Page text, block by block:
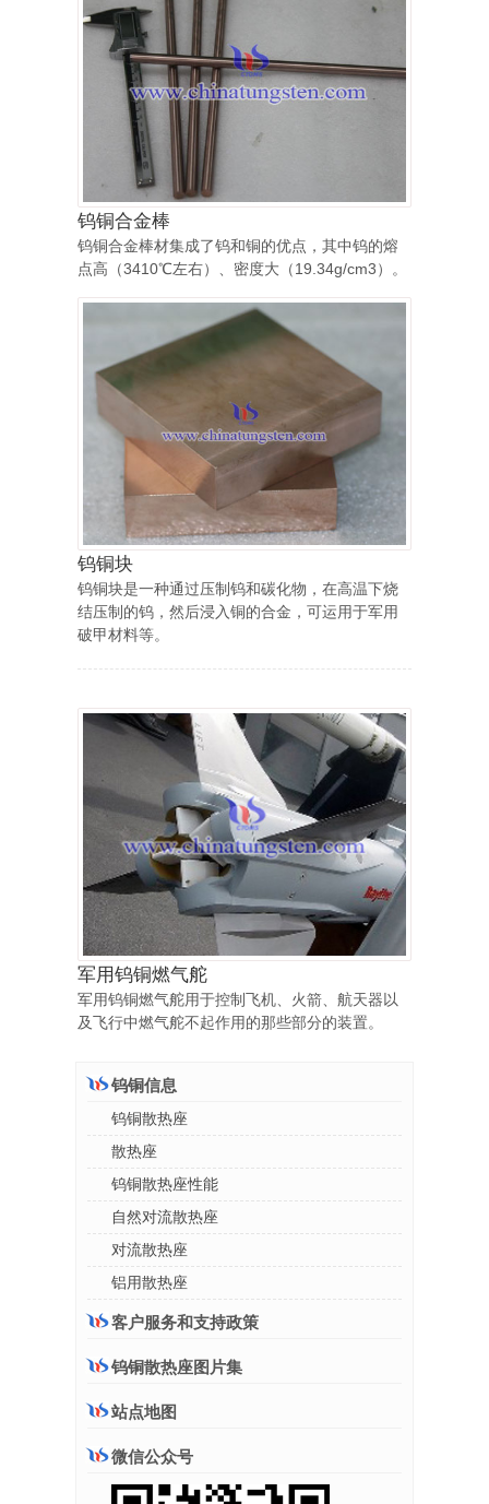
钨铜合金棒
钨铜合金棒材集成了钨和铜的优点，其中钨的熔
点高（3410℃左右）、密度大（19.34g/cm3）。
钨铜块
钨铜块是一种通过压制钨和碳化物，在高温下烧
结压制的钨，然后浸入铜的合金，可运用于军用
破甲材料等。
军用钨铜燃气舵
军用钨铜燃气舵用于控制飞机、火箭、航天器以
及飞行中燃气舵不起作用的那些部分的装置。
钨铜信息
钨铜散热座
散热座
钨铜散热座性能
自然对流散热座
对流散热座
铝用散热座
客户服务和支持政策
钨铜散热座图片集
站点地图
微信公众号